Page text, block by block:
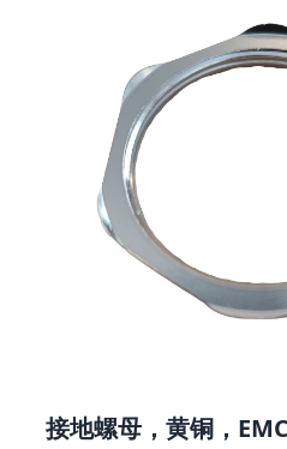
接地螺母，黄铜，